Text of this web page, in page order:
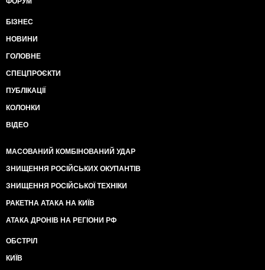
БІЗНЕС
НОВИНИ
ГОЛОВНЕ
СПЕЦПРОЄКТИ
ПУБЛІКАЦІЇ
КОЛОНКИ
ВІДЕО
МАСОВАНИЙ КОМБІНОВАНИЙ УДАР
ЗНИЩЕННЯ РОСІЙСЬКИХ ОКУПАНТІВ
ЗНИЩЕННЯ РОСІЙСЬКОЇ ТЕХНІКИ
РАКЕТНА АТАКА НА КИЇВ
АТАКА ДРОНІВ НА РЕГІОНИ РФ
ОБСТРІЛ
КИЇВ